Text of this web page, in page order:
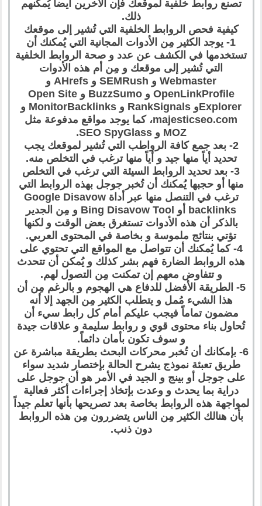
تصنع روابط خلفية لموقعك فإن الأخرين أيضاً يُمكنهم
ذلك.
كيفية فحص الروابط الخلفية التي تُشير إلى موقعك
1- يوجد الكثير مِن الأدوات المجانية التي يُمكنك أن
تستخدمها في الكشف عن عدد و صحة الروابط الخلفية
التي تُشير إلى موقعك و مِن أم هذه الأدوات
Webmaster و SEMRush و AHrefs و
OpenLinkProfile و BuzzSumo و Open Site
Explorerو RankSignals و MonitorBacklinks و
majesticseo.com، كما يوجد مواقع مدفوعة مثل
MOZ و SEO SpyGlass.
2- بعد جمع كافة الرواطب التي تُشير لموقعك يجب
تحديد أياً منها جيد و أياً منها ترغب في التخلص منه.
3- بعد تحديد الروابط السيئة التي ترغب في التخلص
منها أو حجبها يُمكنك أن تُخبر جوجل بهذه الروابط التي
ترغب في التنصل منها عبر أداة Google Disavow
backlinks أو Bing Disavow Tool و مِن الجدير
بالذكر أن هذه الأدوات تستغرق بعض الوقت و لكنها
تؤتي بنتائج ملموسة و بخاصة في المحتوى العربي.
4- كما يُمكنك أن تتواصل مع المواقع التي تحتوي على
هذه الروابط الضارة فهم بشر كذلك و يُمكن أن تتحدث
و تتفاوض معهم إن تمكنت مِن التصول لهم.
5- الطريقة الأفضل للدفاع هي الهجوم و بالرغم مِن أن
هذا الشيء مُمل و يتطلب الكثير مِن الجهد إلا أنه
مضمون تماماً فيجب عليكم أمام كل رابط سيء أن
تُحاول بناء محتوى قوي و روابط سليمة و علاقات جيدة
و سوف تكون بأمان دائماً.
6- بإمكانك أن تُخبر محركات البحث بطريقة مباشرة عن
طريق تعبئة نموذج يشرح الحالة بإختصار شديد سواء
على جوجل أو بينج و الجيد في الأمر هو أن جوجل على
دراية بما يحدث و وعدت بإتخاذ إجراءات أكثر فعالية
لمواجهة هذه الروابط بخاصة بعد تصريحها بأنها تعلم جيداً
بأن هنالك الكثير مِن الناس يتضررون مِن هذه الروابط
دون ذنب.